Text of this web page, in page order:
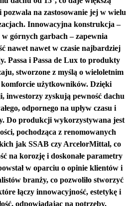
na zastosowanie jej w wielu
Innowacyjna konstrukcja –
górnych garbach – zapewnia
nawet nawet w czasie najbardziej
Passa i Passa de Lux to produkty
stworzone z myślą o wieloletnim
komforcie użytkowników. Dzięki
inwestorzy zyskują pewność dachu
odpornego na upływ czasu i
Do produkcji wykorzystywana jest
pochodząca z renomowanych
jak SSAB czy ArcelorMittal, co
na korozję i doskonałe parametry
w oparciu o opinie klientów i
branży, co pozwoliło stworzyć
łączy innowacyjność, estetykę i
odpowiadając na potrzeby.